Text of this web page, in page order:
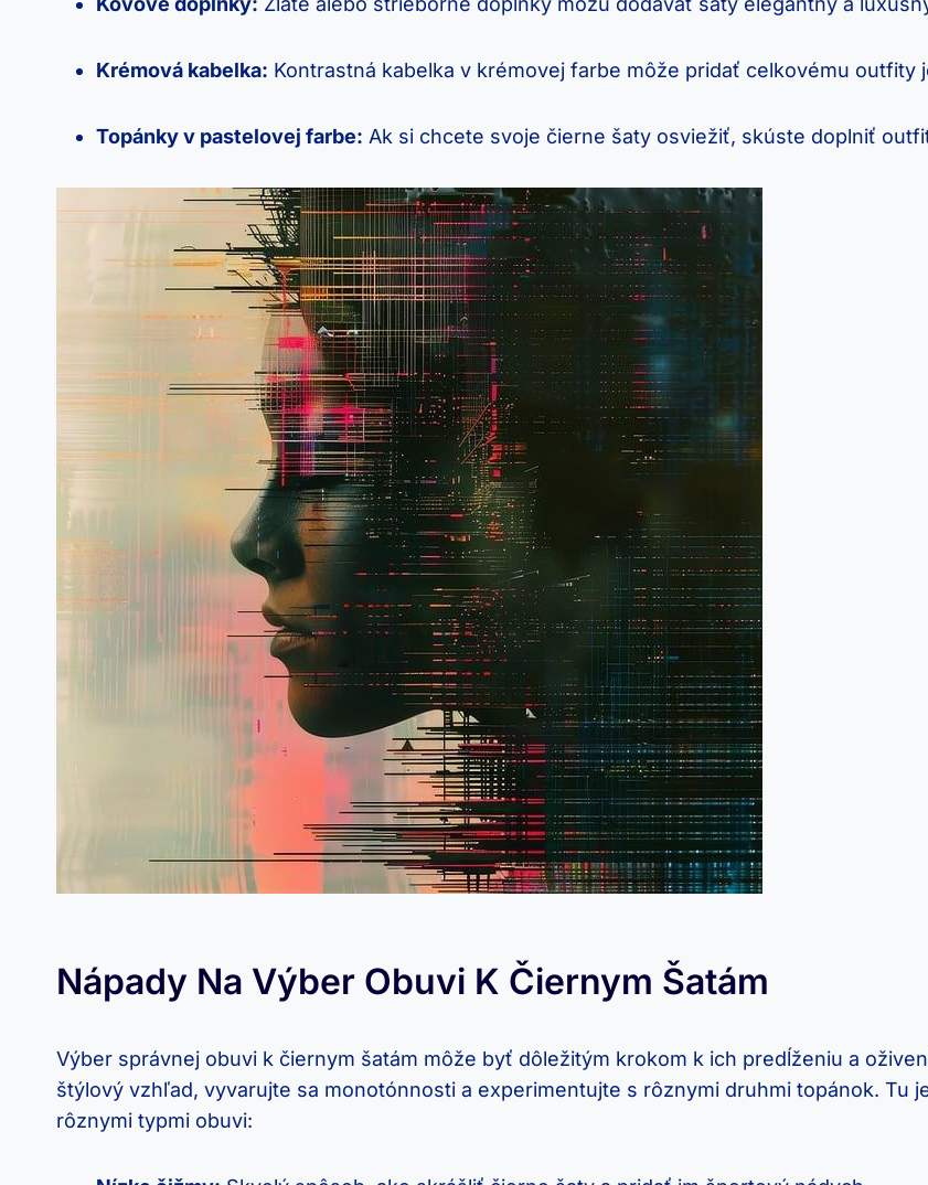
Krémová ‌kabelka: Kontrastná kabelka v krémovej farbe môže⁢ pridať celkovému outfity
Topánky ‍v‍ pastelovej ​farbe: Ak ⁤si​ chcete svoje čierne šaty osviežiť, skúste doplniť
Nápady Na Výber Obuvi K Čiernym Šatám
Výber správnej obuvi k čiernym šatám ‍môže ‍byť⁢ dôležitým krokom‍ k ich predĺženiu⁣ a
‌štýlový vzhľad, vyvarujte‍ sa monotónnosti⁤ a experimentujte s rôznymi druhmi topánok. Tu
rôznymi typmi obuvi: